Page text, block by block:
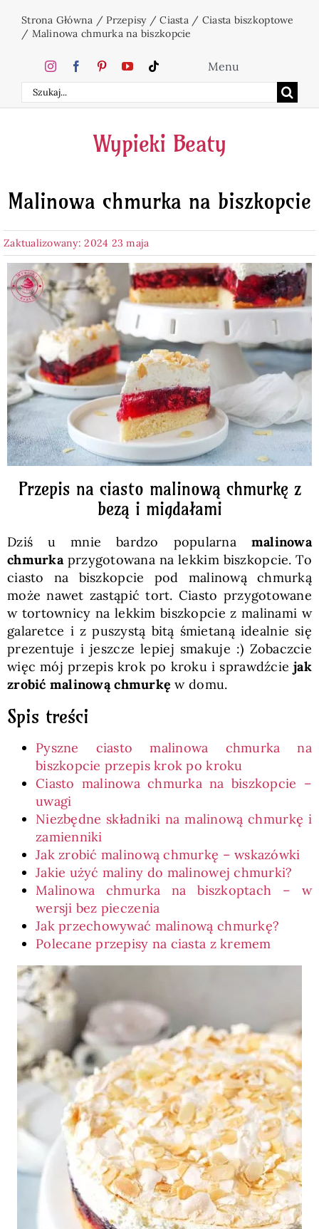
zawartości
Strona Główna /Przepisy/Ciasta/ Ciasta biszkoptowe
/ Malinowa chmurka na biszkopcie
Szukaj
Menu
Home
Ciasta
Desery
Napoje
Pieczywo
Przetwory
Posiłki
Zdrowo i fit
SKLEP
Polski
Wypieki Beaty
Malinowa chmurka na biszkopcie
Zaktualizowany: 2024 23 maja
Przepis na ciasto malinową chmurkę z
bezą i migdałami
Dziś u mnie bardzo popularna malinowa
chmurkaprzygotowana na lekkim biszkopcie. To
ciasto na biszkopcie pod malinową chmurką
może nawet zastąpić tort. Ciasto przygotowane
w tortownicy na lekkim biszkopcie z malinami w
galaretce i z puszystą bitą śmietaną idealnie się
prezentuje i jeszcze lepiej smakuje :) Zobaczcie
więc mój przepis krok po kroku i sprawdźciejak
zrobić malinową chmurkę w domu.
Spis treści
Pyszne ciasto malinowa chmurka na
biszkopcie przepis krok po kroku
Ciasto malinowa chmurka na biszkopcie –
uwagi
Niezbędne składniki na malinową chmurkę i
zamienniki
Jak zrobić malinową chmurkę – wskazówki
Jakie użyć maliny do malinowej chmurki?
Malinowa chmurka na biszkoptach – w
wersji bez pieczenia
Jak przechowywać malinową chmurkę?
Polecane przepisy na ciasta z kremem